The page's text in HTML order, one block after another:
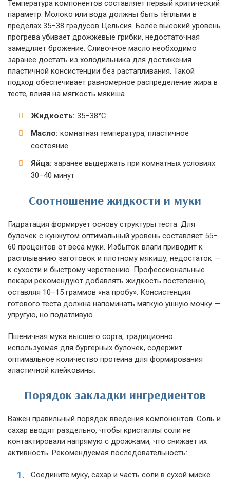
Температура компонентов составляет первый критический
параметр. Молоко или вода должны быть тёплыми в
пределах 35–38 градусов Цельсия. Более высокий уровень
прогрева убивает дрожжевые грибки, недостаточная
замедляет брожение. Сливочное масло необходимо
заранее достать из холодильника для достижения
пластичной консистенции без растапливания. Такой
подход обеспечивает равномерное распределение жира в
тесте, влияя на мягкость мякиша.
Жидкость: 35–38°C
Масло: комнатная температура, пластичное
состояние
Яйца: заранее выдержать при комнатных условиях
30–40 минут
Соотношение жидкости и муки
Гидратация формирует основу структуры теста. Для
булочек с кунжутом оптимальный уровень составляет 55–
60 процентов от веса муки. Избыток влаги приводит к
расплыванию заготовок и плотному мякишу, недостаток —
к сухости и быстрому черствению. Профессиональные
пекари рекомендуют добавлять жидкость постепенно,
оставляя 10–15 граммов «на пробу». Консистенция
готового теста должна напоминать мягкую ушную мочку —
упругую, но податливую.
Пшеничная мука высшего сорта, традиционно
используемая для бургерных булочек, содержит
оптимальное количество протеина для формирования
эластичной клейковины.
Порядок закладки ингредиентов
Важен правильный порядок введения компонентов. Соль и
сахар вводят раздельно, чтобы кристаллы соли не
контактировали напрямую с дрожжами, что снижает их
активность. Рекомендуемая последовательность:
Соедините муку, сахар и часть соли в сухой миске